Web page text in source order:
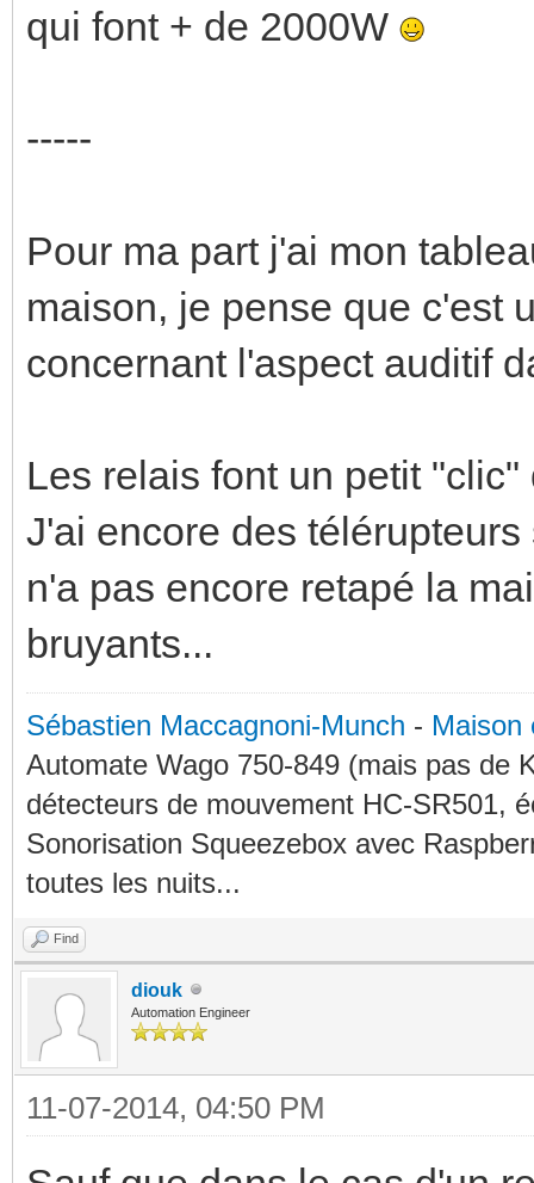
qui font + de 2000W
-----
Pour ma part j'ai mon
maison, je pense que c'est
concernant l'aspect auditif
Les relais font un petit
J'ai encore des
n'a pas encore retapé la
bruyants...
Sébastien Maccagnoni-Munch - Maison
Automate Wago 750-849 (mais pas de
détecteurs de mouvement HC-SR501,
Sonorisation Squeezebox avec
toutes les nuits...
Find
diouk
Automation Engineer
11-07-2014, 04:50 PM